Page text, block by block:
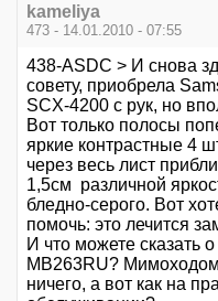
kameliya
473 - 14.01.2010 - 07:55
438-ASDC > И снова
совету, приобрела
SCX-4200 с рук, но
Вот только полосы
яркие контрастные 4
через весь лист
1,5см различной
бледно-серого. Вот
помочь: это лечится
И что можете сказать
MB263RU?
ничего, а вот как на